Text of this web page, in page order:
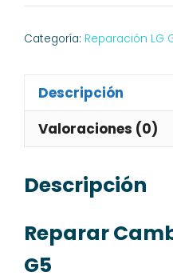
LG
G5
Categoría: Reparación LG
Descripción
Valoraciones (0)
Descripción
Reparar
G5